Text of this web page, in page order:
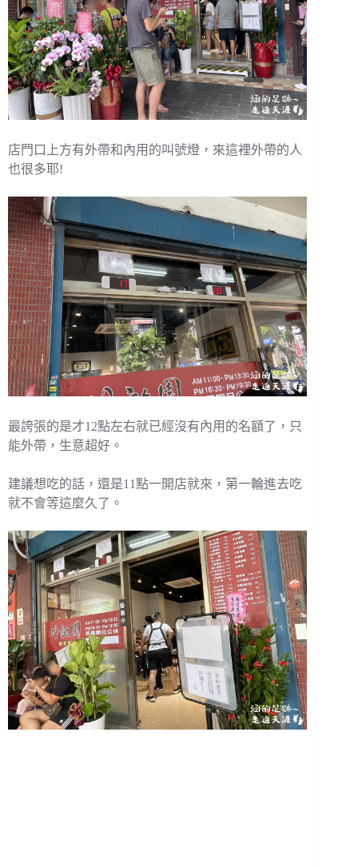
店門口上方有外帶和內用的叫號燈，來這裡外帶的人
也很多耶!
最誇張的是才12點左右就已經沒有內用的名額了，只
能外帶，生意超好。
建議想吃的話，還是11點一開店就來，第一輪進去吃
就不會等這麼久了。